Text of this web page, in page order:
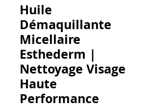
Huile
Démaquillante
Micellaire
Esthederm |
Nettoyage Visage
Haute
Performance